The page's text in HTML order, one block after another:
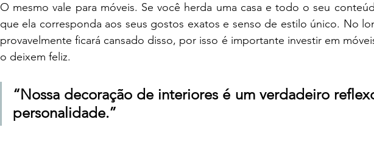
O mesmo vale para móveis. Se você herda uma casa e todo o seu
que ela corresponda aos seus gostos exatos e senso de estilo único. No
provavelmente ficará cansado disso, por isso é importante investir em
o deixem feliz.
“Nossa decoração de interiores é um verdadeiro
personalidade.”